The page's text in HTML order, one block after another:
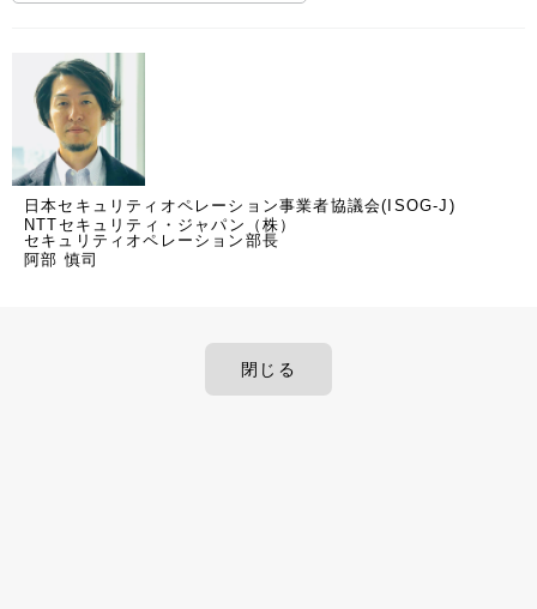
日本セキュリティオペレーション事業者協議会(ISOG-J)
NTTセキュリティ・ジャパン（株）
セキュリティオペレーション部長
阿部 慎司
閉じる